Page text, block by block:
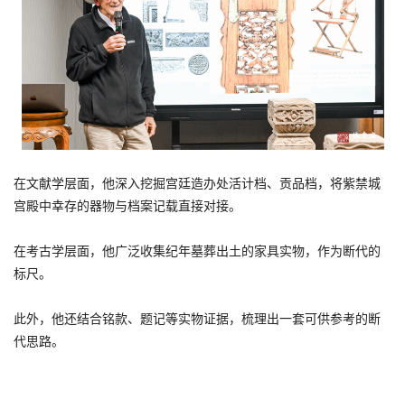
在文献学层面，他深入挖掘宫廷造办处活计档、贡品档，将紫禁城
宫殿中幸存的器物与档案记载直接对接。
在考古学层面，他广泛收集纪年墓葬出土的家具实物，作为断代的
标尺。
此外，他还结合铭款、题记等实物证据，梳理出一套可供参考的断
代思路。